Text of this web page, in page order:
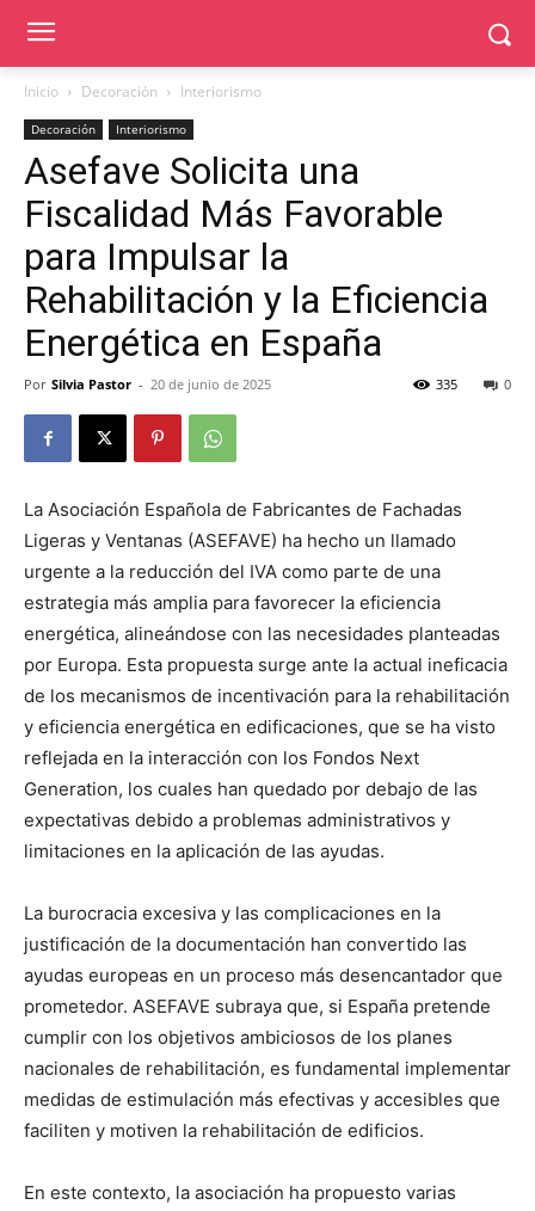
Inicio Decoración Interiorismo
Decoración Interiorismo
Asefave Solicita una
Fiscalidad Más Favorable
para Impulsar la
Rehabilitación y la Eficiencia
Energética en España
Por Silvia Pastor - 20 de junio de 2025 0
335
La Asociación Española de Fabricantes de Fachadas
Ligeras y Ventanas (ASEFAVE) ha hecho un llamado
urgente a la reducción del IVA como parte de una
estrategia más amplia para favorecer la eficiencia
energética, alineándose con las necesidades planteadas
por Europa. Esta propuesta surge ante la actual ineficacia
de los mecanismos de incentivación para la rehabilitación
y eficiencia energética en edificaciones, que se ha visto
reflejada en la interacción con los Fondos Next
Generation, los cuales han quedado por debajo de las
expectativas debido a problemas administrativos y
limitaciones en la aplicación de las ayudas.
La burocracia excesiva y las complicaciones en la
justificación de la documentación han convertido las
ayudas europeas en un proceso más desencantador que
prometedor. ASEFAVE subraya que, si España pretende
cumplir con los objetivos ambiciosos de los planes
nacionales de rehabilitación, es fundamental implementar
medidas de estimulación más efectivas y accesibles que
faciliten y motiven la rehabilitación de edificios.
En este contexto, la asociación ha propuesto varias